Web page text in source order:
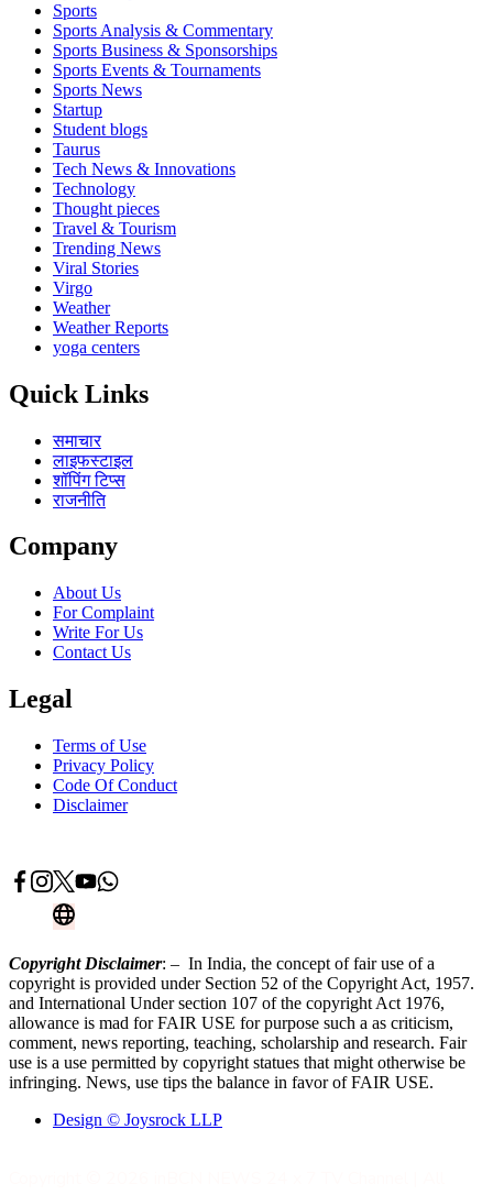
Sports
Sports Analysis & Commentary
Sports Business & Sponsorships
Sports Events & Tournaments
Sports News
Startup
Student blogs
Taurus
Tech News & Innovations
Technology
Thought pieces
Travel & Tourism
Trending News
Viral Stories
Virgo
Weather
Weather Reports
yoga centers
Quick Links
समाचार
लाइफस्टाइल
शॉपिंग टिप्स
राजनीति
Company
About Us
For Complaint
Write For Us
Contact Us
Legal
Terms of Use
Privacy Policy
Code Of Conduct
Disclaimer
Copyright Disclaimer: – In India, the concept of fair use of a
copyright is provided under Section 52 of the Copyright Act, 1957.
and International Under section 107 of the copyright Act 1976,
allowance is mad for FAIR USE for purpose such a as criticism,
comment, news reporting, teaching, scholarship and research. Fair
use is a use permitted by copyright statues that might otherwise be
infringing. News, use tips the balance in favor of FAIR USE.
Design © Joysrock LLP